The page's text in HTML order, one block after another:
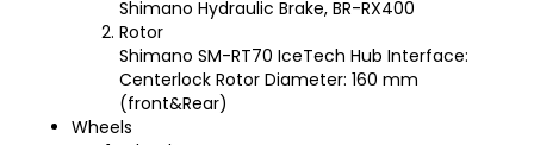
Shimano Hydraulic Brake, BR-RX400
Rotor
Shimano SM-RT70 IceTech Hub Interface:
Centerlock Rotor Diameter: 160 mm
(front&Rear)
Wheels